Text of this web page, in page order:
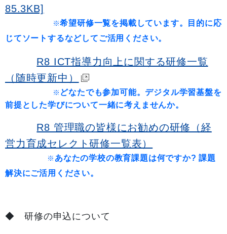
85.3KB]
※希望研修一覧を掲載しています。目的に応
じてソートするなどしてご活用ください。
R8 ICT指導力向上に関する研修一覧
（随時更新中）
※ どなたでも参加可能。デジタル学習基盤を
前提とした学びについて一緒に考えませんか。
R8 管理職の皆様にお勧めの研修（経
営力育成セレクト研修一覧表）
※ あなたの学校の教育課題は何ですか? 課題
解決にご活用ください。
◆ 研修の申込について